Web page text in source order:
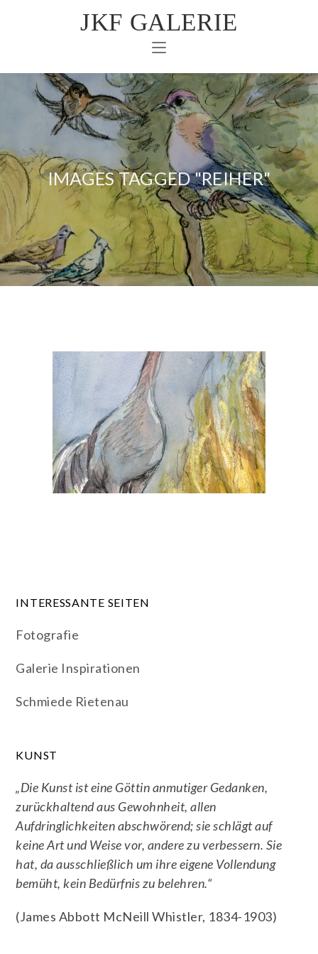
JKF GALERIE
IMAGES TAGGED "REIHER"
INTERESSANTE SEITEN
Fotografie
Galerie Inspirationen
Schmiede Rietenau
KUNST
„Die Kunst ist eine Göttin anmutiger Gedanken,
zurückhaltend aus Gewohnheit, allen
Aufdringlichkeiten abschwörend; sie schlägt auf
keine Art und Weise vor, andere zu verbessern. Sie
hat, da ausschließlich um ihre eigene Vollendung
bemüht, kein Bedürfnis zu belehren.“
(James Abbott McNeill Whistler, 1834-1903)